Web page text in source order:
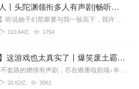
大奉打更人丨头陀渊领衔多人有声剧|畅听全集|王鹤棣、田曦薇主演影视剧原著|卖报小郎君
【冒泡有奖】听说杨千幻那厮要与我一较高下，我许七安要开始装叉了！快进入声音播放页戳下方输入框，冒个泡偷偷告诉我，我要用哪些诗词才能胜过他？说得好的，有赏！202...
110.64亿 1754
【燃番啦】这游戏也太真实了丨爆笑废土霸榜神作丨紫襟剧社制作
>>更多好听不套路的燃情有声剧，尽在燃番啦剧场↓年度重磅推荐本专辑为VIP免费专辑每天上午10点5集更新，订阅可以听到最新内容哦！每周抽一个专辑五星优质评论送...
20.62亿 3061